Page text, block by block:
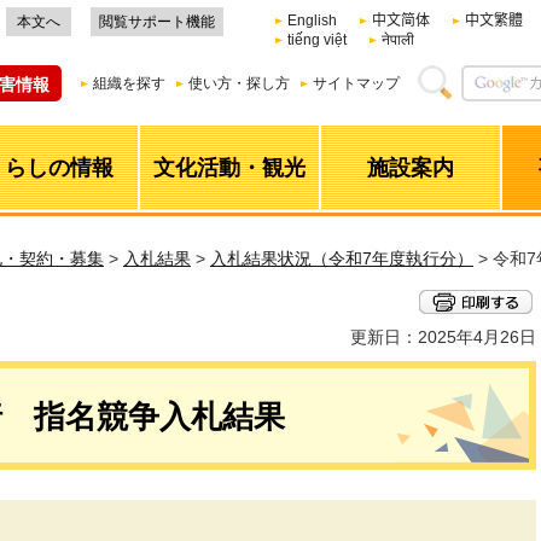
本文へ 閲覧サポート機能 English 中文简体
中文繁體
tiếng việt
नेपाली
情報 組織を探す 使い方・探し方 サイトマップ
らしの情報 文化活動・観光 施設案内
契約・募集 > 入札結果 > 入札結果状況（令和7年度執行分） > 令和
更新日：2025年4月26日
指名競争入札結果